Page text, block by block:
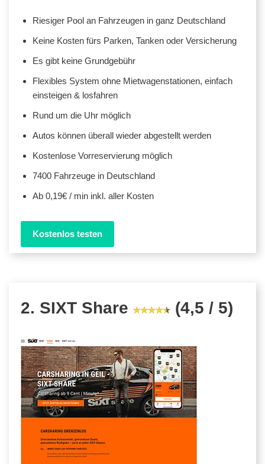
Riesiger Pool an Fahrzeugen in ganz Deutschland
Keine Kosten fürs Parken, Tanken oder Versicherung
Es gibt keine Grundgebühr
Flexibles System ohne Mietwagenstationen, einfach
einsteigen & losfahren
Rund um die Uhr möglich
Autos können überall wieder abgestellt werden
Kostenlose Vorreservierung möglich
7400 Fahrzeuge in Deutschland
Ab 0,19€ / min inkl. aller Kosten
Kostenlos testen
2. SIXT Share (4,5 / 5)